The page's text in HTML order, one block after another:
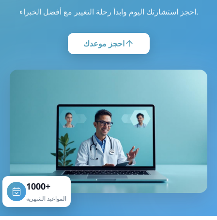
احجز استشارتك اليوم وابدأ رحلة التغيير مع أفضل الخبراء.
احجز موعدك
1000+
المواعيد الشهرية